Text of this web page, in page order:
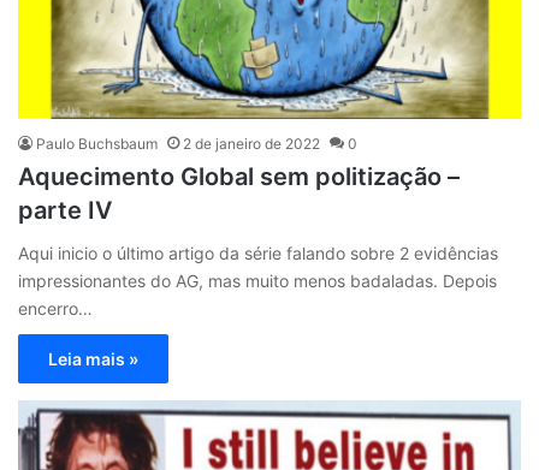
Paulo Buchsbaum 2 de janeiro de 2022 0
Aquecimento Global sem politização –
parte IV
Aqui inicio o último artigo da série falando sobre 2 evidências
impressionantes do AG, mas muito menos badaladas. Depois
encerro…
Leia mais »